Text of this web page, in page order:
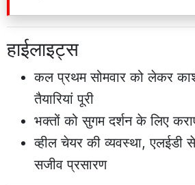
हाईलाइट्स
कल प्रथम सोमवार को लेकर
तैयारियां पूरी
भक्तों को सुगम दर्शन के लिए
व्हील चेयर की व्यवस्था, एलईडी
सजीव प्रसारण